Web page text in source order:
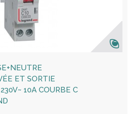
ET SORTIE
10A COURBE C